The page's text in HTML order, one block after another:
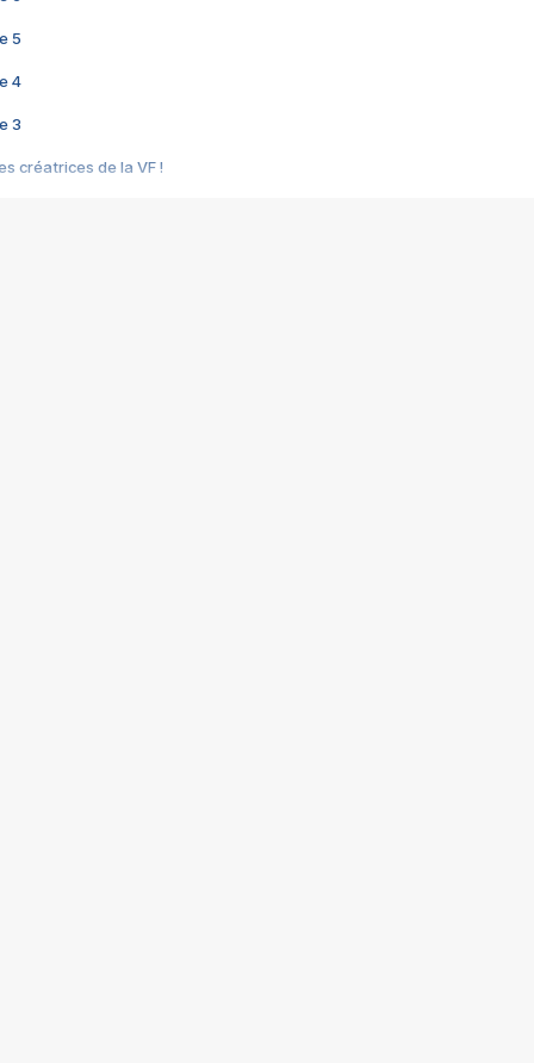
5
4
3
créatrices de la VF !